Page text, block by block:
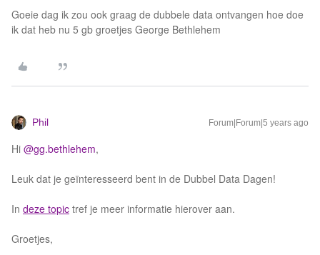
Goeie dag ik zou ook graag de dubbele data ontvangen hoe doe
ik dat heb nu 5 gb groetjes George Bethlehem
Phil Forum|Forum|5 years ago
Hi @gg.bethlehem,
Leuk dat je geïnteresseerd bent in de Dubbel Data Dagen!
In deze topic tref je meer informatie hierover aan.
Groetjes,